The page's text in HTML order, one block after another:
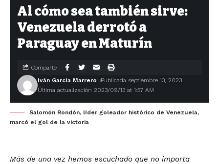
Al cómo sea también sirve:
Venezuela derrotó a
Paraguay en Maturín
Última actualización 2023/09/13 at 1:57 AM
Iván García Marrero Publicada septiembre 13, 2023
Comparte
Salomón Rondón, líder goleador histórico de Venezuela,
marcó el gol de la victoria
Más de una vez hemos escuchado que no importa